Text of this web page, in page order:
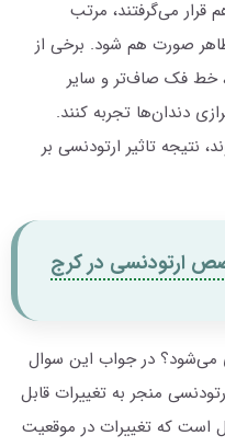
قرار می‌گرفتند، مرتب
صورت هم شود. برخی از
فک صاف‌تر و سایر
دندان‌ها تجربه کنند.
نتیجه تاثیر ارتودنسی بر
ارتودنسی در کرج
می‌شود؟ در جواب این سوال
منجر به تغییرات قابل
است که تغییرات در موقعیت